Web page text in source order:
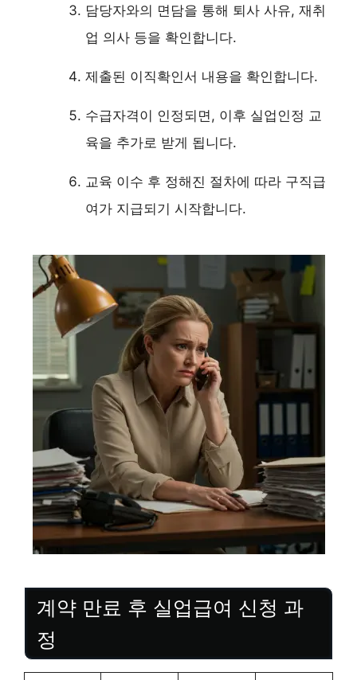
담당자와의 면담을 통해 퇴사 사유, 재취
업 의사 등을 확인합니다.
제출된 이직확인서 내용을 확인합니다.
수급자격이 인정되면, 이후 실업인정 교
육을 추가로 받게 됩니다.
교육 이수 후 정해진 절차에 따라 구직급
여가 지급되기 시작합니다.
계약 만료 후 실업급여 신청 과
정